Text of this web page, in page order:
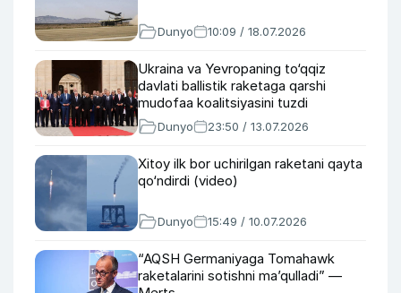
Dunyo 10:09 / 18.07.2026
Ukraina va Yevropaning to‘qqiz
davlati ballistik raketaga qarshi
mudofaa koalitsiyasini tuzdi
Dunyo 23:50 / 13.07.2026
Xitoy ilk bor uchirilgan raketani qayta
qo‘ndirdi (video)
Dunyo 15:49 / 10.07.2026
“AQSH Germaniyaga Tomahawk
raketalarini sotishni ma’qulladi” —